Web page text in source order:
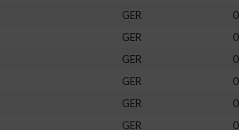
GER
GER
GER
GER
GER
GER